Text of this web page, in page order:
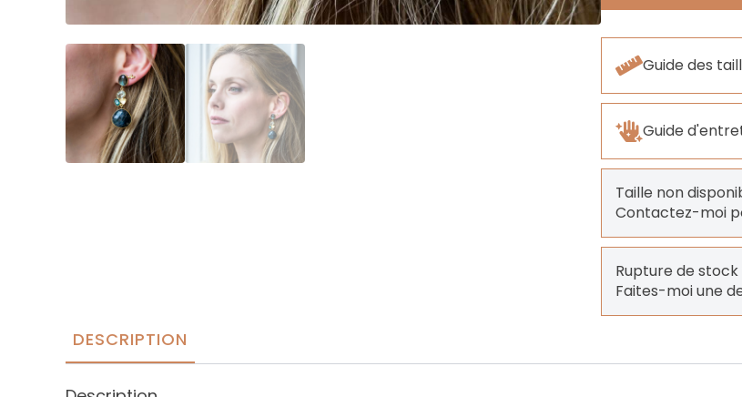
Guide des
Guide
Taille non
Contactez-moi
Rupture de stock
Faites-moi une
DESCRIPTION